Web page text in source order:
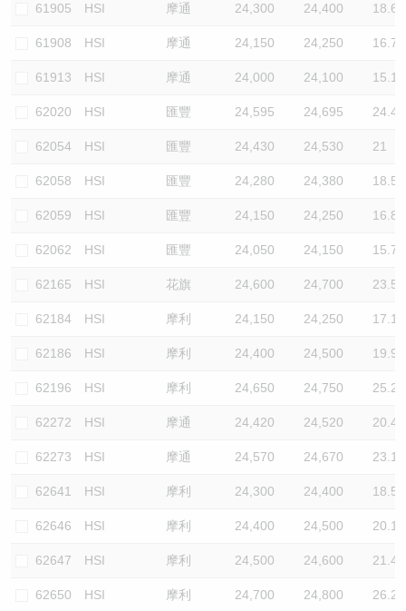
61905 HSI 摩通 24,300 24,400 18.6
61908 HSI 摩通 24,150 24,250 16.7
61913 HSI 摩通 24,000 24,100 15.1
62020 HSI 匯豐 24,595 24,695 24.4
62054 HSI 匯豐 24,430 24,530 21
62058 HSI 匯豐 24,280 24,380 18.5
62059 HSI 匯豐 24,150 24,250 16.8
62062 HSI 匯豐 24,050 24,150 15.7
62165 HSI 花旗 24,600 24,700 23.5
62184 HSI 摩利 24,150 24,250 17.1
62186 HSI 摩利 24,400 24,500 19.9
62196 HSI 摩利 24,650 24,750 25.2
62272 HSI 摩通 24,420 24,520 20.4
62273 HSI 摩通 24,570 24,670 23.1
62641 HSI 摩利 24,300 24,400 18.5
62646 HSI 摩利 24,400 24,500 20.1
62647 HSI 摩利 24,500 24,600 21.4
62650 HSI 摩利 24,700 24,800 26.2